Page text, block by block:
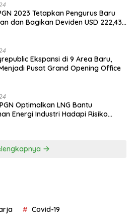
2023 Tetapkan Pengurus Baru
dan Bagikan Deviden USD 222,43
Ekspansi di 9 Area Baru,
Pusat Grand Opening Office
Optimalkan LNG Bantu
Energi Industri Hadapi Risiko
Covid-19